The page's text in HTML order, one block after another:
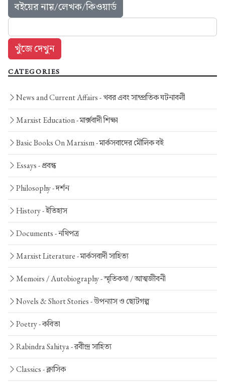
বইয়ের নাম়/লেখক/কিওয়ার্ড
CATEGORIES
News and Current Affairs -খবর এবং সাম্প্রতিক ঘটনাবলী
Marxist Education -মার্ক্সবাদী শিক্ষা
Basic Books On Marxism -মার্কসবাদের মৌলিক বই
Essays -প্রবন্ধ
Philosophy -দর্শন
History -ইতিহাস
Documents -নথিপত্র
Marxist Literature -মার্কসবাদী সাহিত্য
Memoirs / Autobiography -স্মৃতিকথা / আত্মজীবনী
Novels & Short Stories -উপন্যাস ও ছোটগল্প
Poetry -কবিতা
Rabindra Sahitya -রবীন্দ্র সাহিত্য
Classics -ক্লাসিক